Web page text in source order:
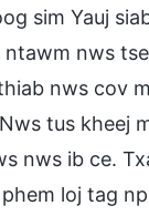
sim Yauj
nws
nws cov
tus kheej
nws ib ce.
loj tag